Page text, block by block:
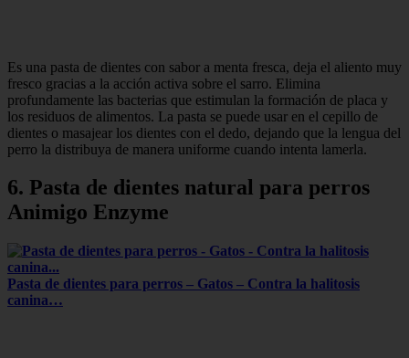
Es una pasta de dientes con sabor a menta fresca, deja el aliento muy
fresco gracias a la acción activa sobre el sarro. Elimina
profundamente las bacterias que estimulan la formación de placa y
los residuos de alimentos. La pasta se puede usar en el cepillo de
dientes o masajear los dientes con el dedo, dejando que la lengua del
perro la distribuya de manera uniforme cuando intenta lamerla.
6. Pasta de dientes natural para perros
Animigo Enzyme
Pasta de dientes para perros – Gatos – Contra la halitosis
canina…